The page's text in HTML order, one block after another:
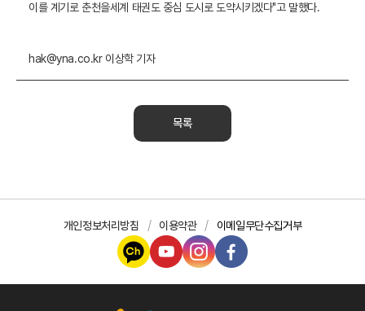
이를 계기로 춘천을세계 태권도 중심 도시로 도약시키겠다"고 말했다.
hak@yna.co.kr 이상학 기자
목록
개인정보처리방침 이용약관 이메일무단수집거부